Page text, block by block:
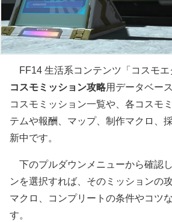
FF14 生活系コンテンツ「コスモ
コスモミッション攻略用データベー
コスモミッション一覧や、各コスモ
テムや報酬、マップ、制作マクロ、
新中です。
下のプルダウンメニューから確認
ンを選択すれば、そのミッションの
マクロ、コンプリートの条件やコツ
す。